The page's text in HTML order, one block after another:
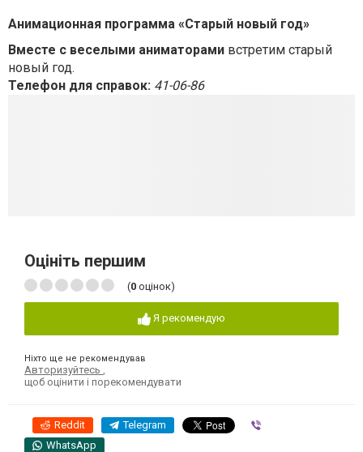
Анимационная программа «Старый новый год»
Вместе с веселыми аниматорами встретим старый
новый год.
Телефон для справок: 41-06-86
Оцініть першим
(0 оцінок)
Я рекомендую
Ніхто ще не рекомендував
Авторизуйтесь
щоб оцінити і порекомендувати
Reddit Telegram
WhatsApp